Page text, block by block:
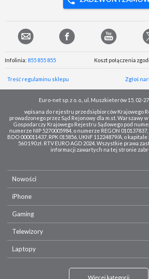
Infolinia: 855 855 855 Koszt połączenia
Treść regulaminu sklepu Zgłoś
Euro-net sp. z o. o., ul. Muszkieterów 15, 02-
wpisana do rejestru przedsiębiorców Krajowego
prowadzonego przez Sąd Rejonowy dla m.st. Warszawy
Gospodarczy Krajowego Rejestru Sądowego pod
numerze NIP 5270005984, o numerze REGON
BDO 000011437, RPK 015856, UKNF 11224879/A, o
560 190 zł. RTV EURO AGD 2024. Wszystkie prawa
informacji zawartych na tej stronie
Nowości
iPhone
Gaming
Telewizory
Laptopy
Więcej kategorii